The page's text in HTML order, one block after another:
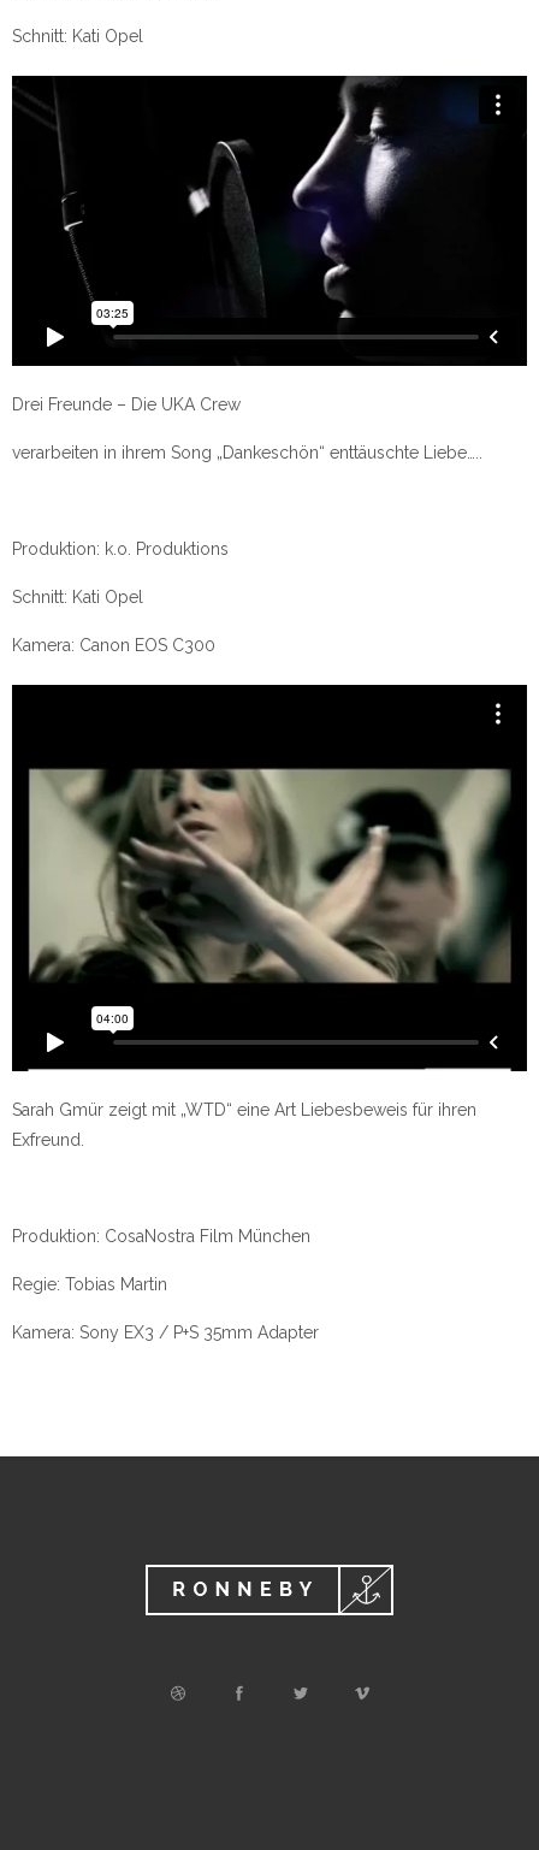
Schnitt: Kati Opel
Drei Freunde – Die UKA Crew
verarbeiten in ihrem Song „Dankeschön“ enttäuschte Liebe…..
Produktion: k.o. Produktions
Schnitt: Kati Opel
Kamera: Canon EOS C300
Sarah Gmür zeigt mit „WTD“ eine Art Liebesbeweis für ihren
Exfreund.
Produktion: CosaNostra Film München
Regie: Tobias Martin
Kamera: Sony EX3 / P+S 35mm Adapter